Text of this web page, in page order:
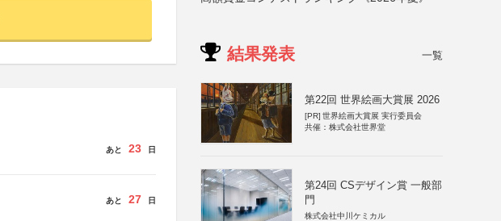
あと 23 日
あと 27 日
結果発表 一覧
第22回 世界絵画大賞展 2026
[PR] 世界絵画大賞展 実行委員会
共催：株式会社世界堂
第24回 CSデザイン賞 一般部
門
株式会社中川ケミカル